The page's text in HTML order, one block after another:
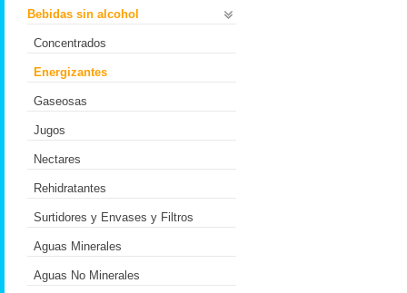
Bebidas sin alcohol
Concentrados
Energizantes
Gaseosas
Jugos
Nectares
Rehidratantes
Surtidores y Envases y Filtros
Aguas Minerales
Aguas No Minerales